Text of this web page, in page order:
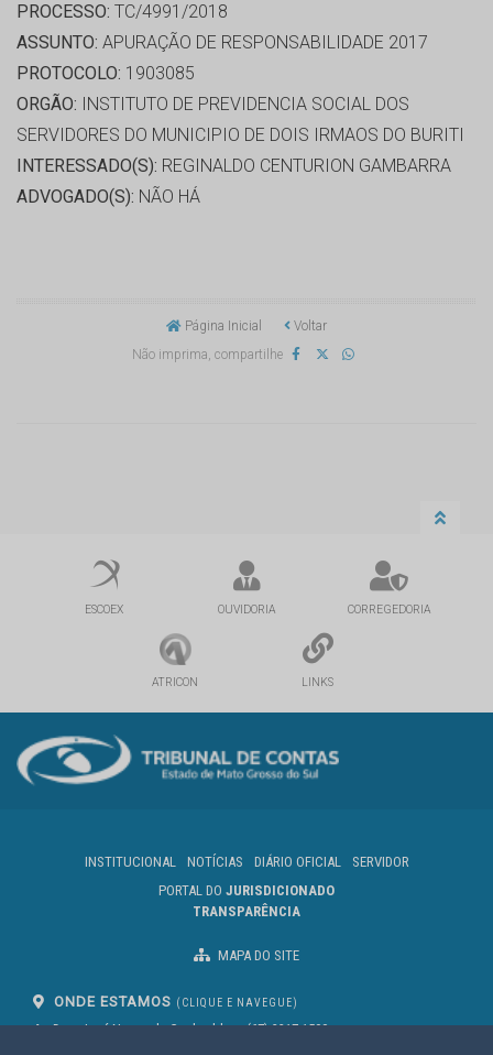
PROCESSO: TC/4991/2018
ASSUNTO: APURAÇÃO DE RESPONSABILIDADE 2017
PROTOCOLO: 1903085
ORGÃO: INSTITUTO DE PREVIDENCIA SOCIAL DOS
SERVIDORES DO MUNICIPIO DE DOIS IRMAOS DO BURITI
INTERESSADO(S): REGINALDO CENTURION GAMBARRA
ADVOGADO(S): NÃO HÁ
Página Inicial
Voltar
Não imprima, compartilhe
ESCOEX OUVIDORIA CORREGEDORIA
ATRICON LINKS
INSTITUCIONAL NOTÍCIAS DIÁRIO OFICIAL
SERVIDOR
PORTAL DO JURISDICIONADO
TRANSPARÊNCIA
MAPA DO SITE
ONDE ESTAMOS (CLIQUE E NAVEGUE)
Av. Des. José Nunes da Cunha, bloco(67) 3317-1500